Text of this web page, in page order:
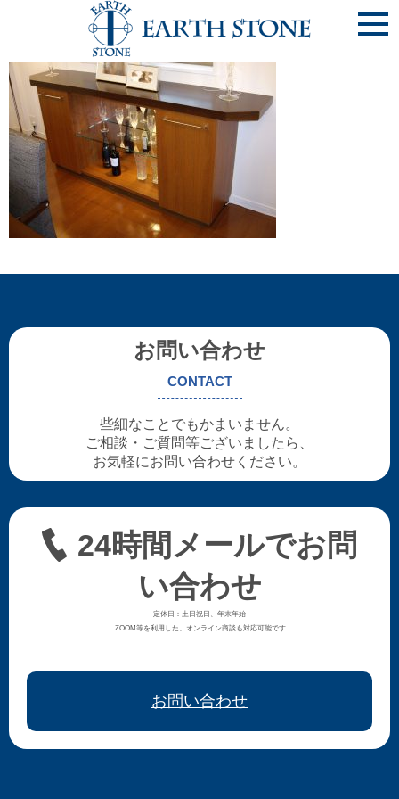
《地袋-8》ﾛｰﾎﾞｰﾄﾞ
お問い合わせ
CONTACT
些細なことでもかまいません。
ご相談・ご質問等ございましたら、
お気軽にお問い合わせください。
24時間メールでお問
い合わせ
定休日：土日祝日、年末年始
ZOOM等を利用した、オンライン商談も対応可能です
お問い合わせ